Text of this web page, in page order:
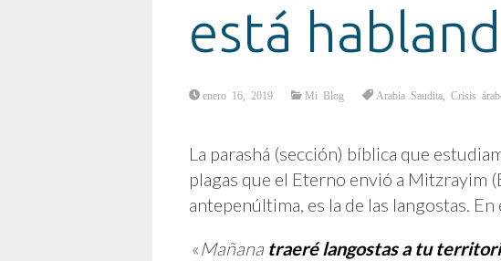
está
enero 16, 2019 Mi Blog Arabia Saudita Crisis
La parashá (sección) bíblica que
plagas que el Eterno envió a Mitzrayim
antepenúltima, es la de las langostas.
«Mañana traeré langostas a tu